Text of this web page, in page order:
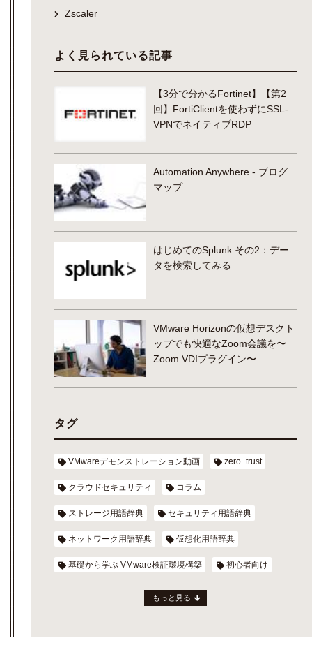
Zscaler
よく見られている記事
【3分で分かるFortinet】【第2
回】FortiClientを使わずにSSL-
VPNでネイティブRDP
Automation Anywhere - ブログ
マップ
はじめてのSplunk その2：デー
タを検索してみる
VMware Horizonの仮想デスクト
ップでも快適なZoom会議を〜
Zoom VDIプラグイン〜
タグ
VMwareデモンストレーション動画 zero_trust
クラウドセキュリティ コラム
ストレージ用語辞典 セキュリティ用語辞典
ネットワーク用語辞典 仮想化用語辞典
基礎から学ぶ VMware検証環境構築 初心者向け
もっと見る